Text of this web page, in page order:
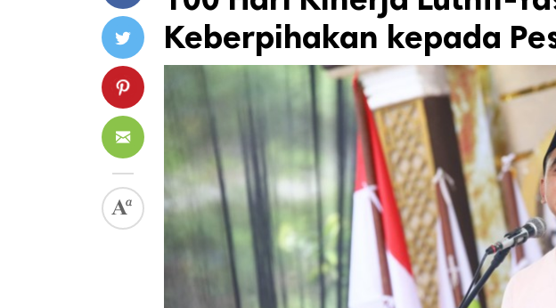
Keberpihakan kepada